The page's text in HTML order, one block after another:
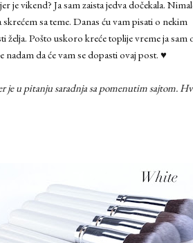
je vikend? Ja sam zaista jedva dočekala.
sa teme. Danas ću vam pisati o nekim
želja. Pošto uskoro kreće toplije vreme ja sam
da će vam se dopasti ovaj post. ♥
je u pitanju saradnja sa pomenutim sajtom.